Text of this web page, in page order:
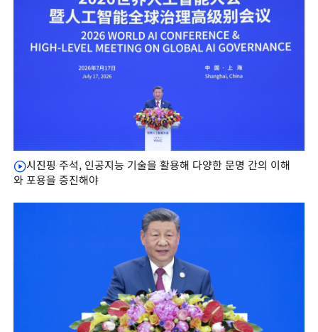
시진핑 주석, 인공지능 기술을 활용해 다양한 문명 간의 이해
와 포용을 증진해야